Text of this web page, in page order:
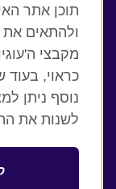
Council global
קבצי עוגיות
תוכן אתר
ולהתאים את
מקבצי
כראוי,
נוסף ניתן
לשנות את